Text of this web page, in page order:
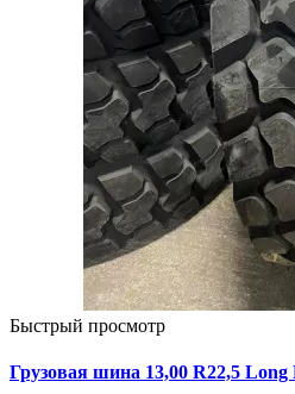
Быстрый просмотр
Грузовая шина 13,00 R22,5